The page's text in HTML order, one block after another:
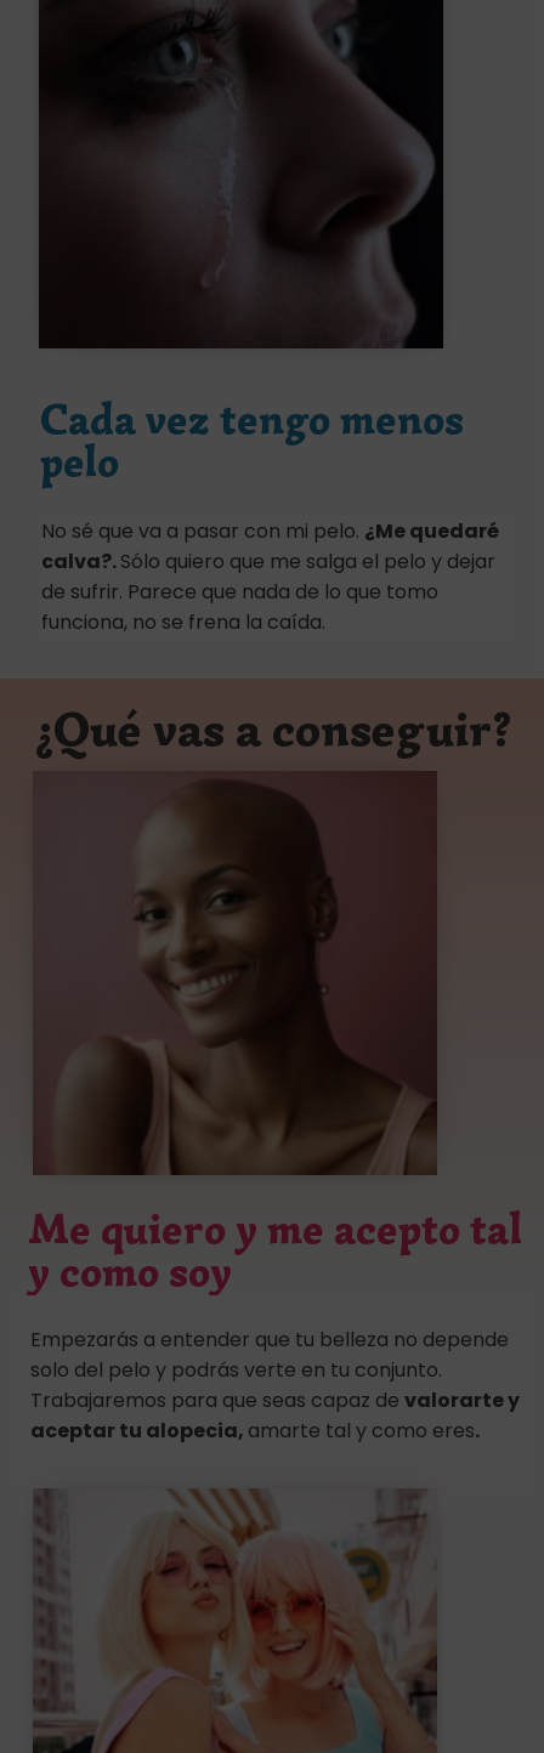
Cada vez tengo menos
pelo
No sé que va a pasar con mi pelo. ¿Me quedaré
calva?.Sólo quiero que me salga el pelo y dejar
de sufrir. Parece que nada de lo que tomo
funciona, no se frena la caída.
¿Qué vas a conseguir?
Me quiero y me acepto tal
y como soy
Empezarás a entender que tu belleza no depende
solo del pelo y podrás verte en tu conjunto.
Trabajaremos para que seas capaz de valorarte y
aceptar tu alopecia, amarte tal y como eres.